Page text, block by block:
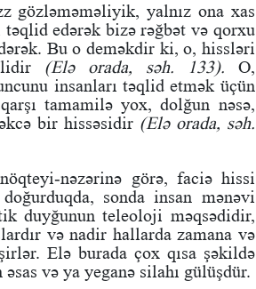
gözləməməliyik, yalnız ona xas
təqlid edərək bizə rəğbət və qorxu
Bu o deməkdir ki, o, hissləri
(Elə orada, səh. 133). O,
insanları təqlid etmək üçün
tamamilə yox, dolğun nəsə,
bir hissəsidir (Elə orada, səh.
nəzərinə görə, faciə hissi
sonda insan mənəvi
duyğunun teleoloji məqsədidir,
və nadir hallarda zamana və
Elə burada çox qısa şəkildə
və ya yeganə silahı gülüşdür.